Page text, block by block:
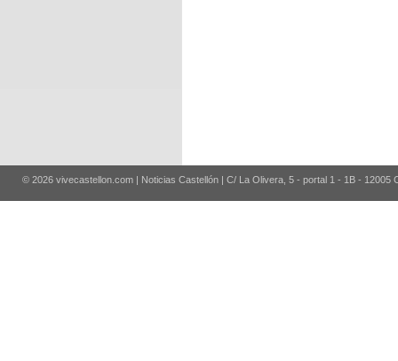
© 2026 vivecastellon.com | Noticias Castellón | C/ La Olivera, 5 - portal 1 - 1B - 12005